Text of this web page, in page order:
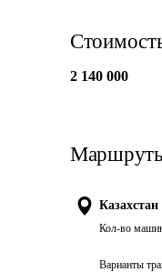
2 140 000
Казахстан
Кол-во
Варианты